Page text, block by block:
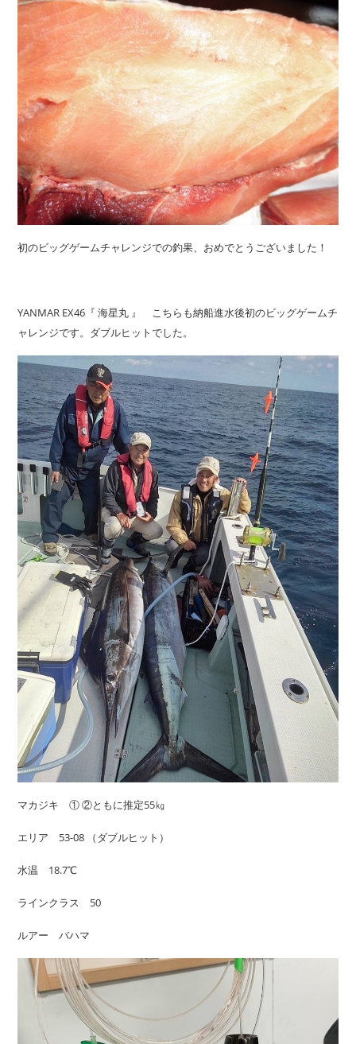
初のビッグゲームチャレンジでの釣果、おめでとうございました！
YANMAR EX46『 海星丸 』 こちらも納船進水後初のビッグゲームチ
ャレンジです。ダブルヒットでした。
マカジキ ① ②ともに推定55㎏
エリア 53-08 （ダブルヒット）
水温 18.7℃
ラインクラス 50
ルアー バハマ